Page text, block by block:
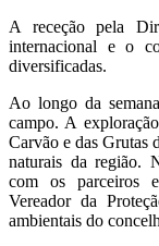
A receção pela
internacional e o
diversificadas.
Ao longo da
campo. A
Carvão e das Grutas
naturais da região.
com os parceiros
Vereador da
ambientais do